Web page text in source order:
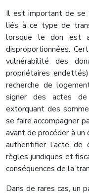
Il est important de se
liés à ce type de
lorsque le don est
disproportionnées.
vulnérabilité des
propriétaires
recherche de
signer des actes
extorquant des
se faire accompagner
avant de procéder à un
authentifier l’acte de
règles juridiques et
conséquences de la
Dans de rares cas, un